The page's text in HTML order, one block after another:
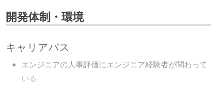
プロジェクト管理
情報共有ツール
slack
開発体制・環境
キャリアパス
エンジニアの人事評価にエンジニア経験者が関わって
いる